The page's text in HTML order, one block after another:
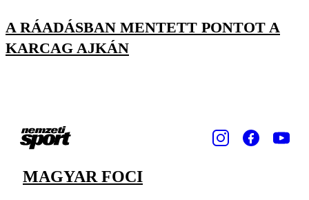
A RÁADÁSBAN MENTETT PONTOT A
KARCAG AJKÁN
MAGYAR FOCI